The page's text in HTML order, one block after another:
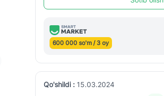
600 000 so'm / 3 oy
Qo'shildi : 15.03.2024